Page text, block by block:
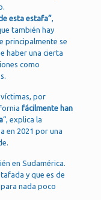
esta estafa”,
también hay
principalmente se
haber una cierta
como
víctimas, por
fácilmente han
“, explica la
en 2021 por una
en Sudamérica.
y que es de
nada poco